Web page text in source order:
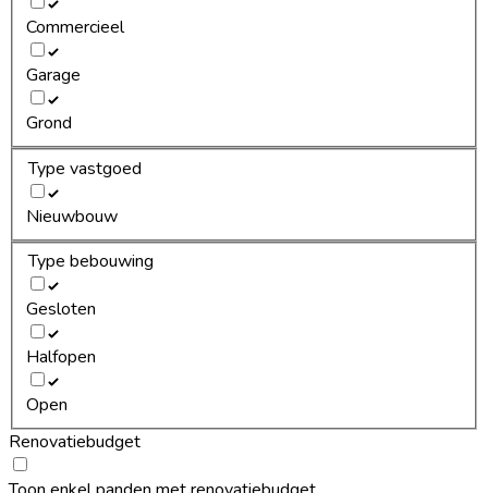
Commercieel
Garage
Grond
Type vastgoed
Nieuwbouw
Type bebouwing
Gesloten
Halfopen
Open
Renovatiebudget